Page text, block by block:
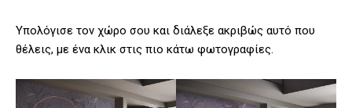
Υπολόγισε τον χώρο σου και διάλεξε ακριβώς αυτό που
θέλεις, με ένα κλικ στις πιο κάτω φωτογραφίες.